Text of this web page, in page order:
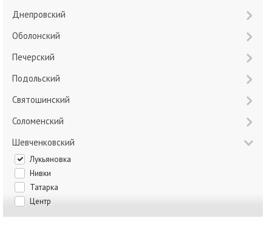
Днепровский
Оболонский
Печерский
Подольский
Святошинский
Соломенский
Шевченковский
Лукьяновка
Нивки
Татарка
Центр